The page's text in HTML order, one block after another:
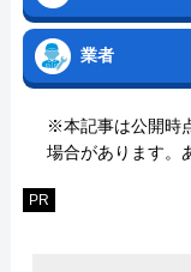
業者
※本記事は公開時
場合があります。
PR